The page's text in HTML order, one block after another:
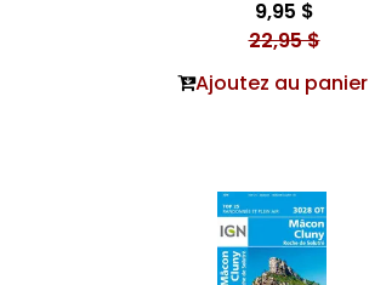
9,95 $
22,95 $
Ajoutez au panier